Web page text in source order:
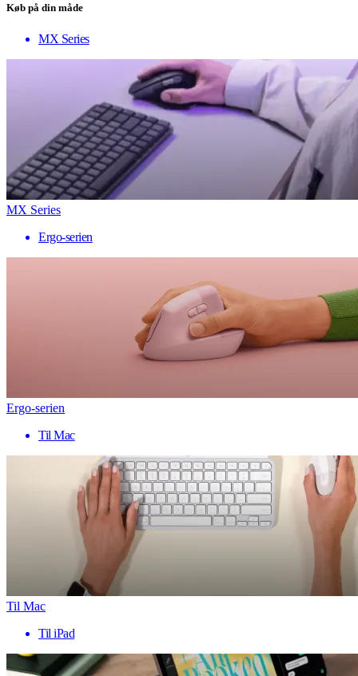
Køb på din måde
MX Series
MX Series
Ergo-serien
Ergo-serien
Til Mac
Til Mac
Til iPad